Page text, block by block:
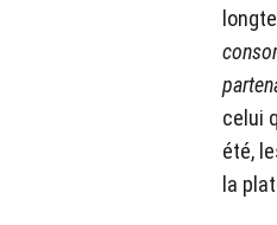
celui
été,
la